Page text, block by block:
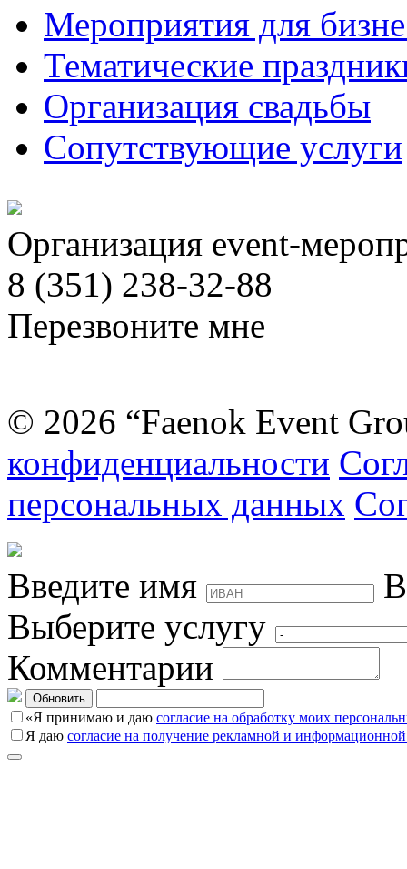
Мероприятия для
Тематические
Организация свадьбы
Сопутствующие услуги
Организация event-
8 (351) 238-32-88
Перезвоните мне
© 2026 “Faenok Event
конфиденциальности
персональных данных
Введите имя
Выберите услугу
Комментарии
Обновить
«Я принимаю и даю согласие на обработку моих
Я даю согласие на получение рекламной и